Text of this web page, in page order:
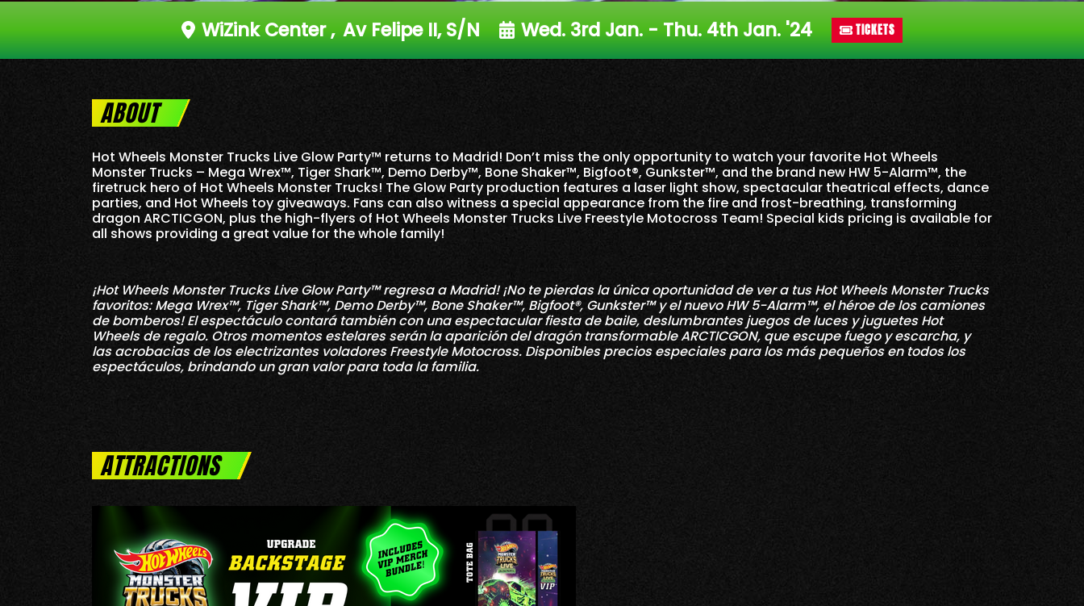
WiZink Center,Av Felipe II, S/N Wed. 3rd Jan. - Thu. 4th Jan. '24 TICKETS
ABOUT
Hot Wheels Monster Trucks Live Glow Party™ returns to Madrid! Don’t miss the only opportunity to watch your favorite Hot Wheels
Monster Trucks – Mega Wrex™, Tiger Shark™, Demo Derby™, Bone Shaker™, Bigfoot®, Gunkster™, and the brand new HW 5-Alarm™, the
firetruck hero of Hot Wheels Monster Trucks! The Glow Party production features a laser light show, spectacular theatrical effects, dance
parties, and Hot Wheels toy giveaways. Fans can also witness a special appearance from the fire and frost-breathing, transforming
dragon ARCTICGON, plus the high-flyers of Hot Wheels Monster Trucks Live Freestyle Motocross Team! Special kids pricing is available for
all shows providing a great value for the whole family!
¡Hot Wheels Monster Trucks Live Glow Party™ regresa a Madrid! ¡No te pierdas la única oportunidad de ver a tus Hot Wheels Monster Trucks
favoritos: Mega Wrex™, Tiger Shark™, Demo Derby™, Bone Shaker™, Bigfoot®, Gunkster™ y el nuevo HW 5-Alarm™, el héroe de los camiones
de bomberos! El espectáculo contará también con una espectacular fiesta de baile, deslumbrantes juegos de luces y juguetes Hot
Wheels de regalo. Otros momentos estelares serán la aparición del dragón transformable ARCTICGON, que escupe fuego y escarcha, y
las acrobacias de los electrizantes voladores Freestyle Motocross. Disponibles precios especiales para los más pequeños en todos los
espectáculos, brindando un gran valor para toda la familia.
ATTRACTIONS